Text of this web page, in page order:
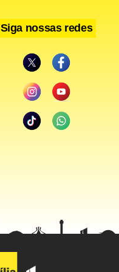
Siga nossas redes